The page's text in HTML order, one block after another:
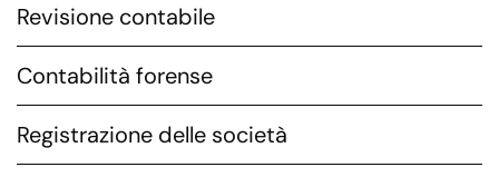
Revisione contabile
Contabilità forense
Registrazione delle società